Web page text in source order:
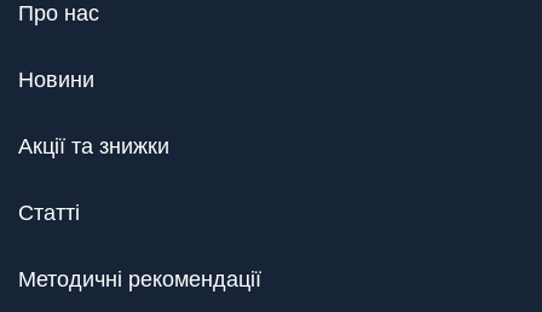
Про нас
Новини
Акції та знижки
Статті
Методичні рекомендації